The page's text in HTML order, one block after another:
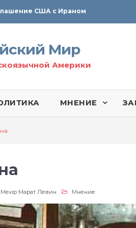
США с Ираном
Революции в Иране
до Ливана и Газы
Мир
Америки
МНЕНИЕ
Меир Марат Левин Мнение